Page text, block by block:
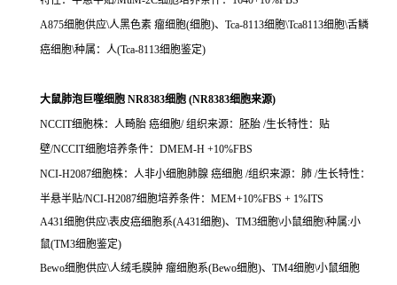
A875细胞供应\人黑色素 瘤细胞(细胞)、Tca-8113细胞\Tca8113细胞\舌鳞
癌细胞\种属：人(Tca-8113细胞鉴定)
大鼠肺泡巨噬细胞 NR8383细胞 (NR8383细胞来源)
NCCIT细胞株：人畸胎 癌细胞/ 组织来源：胚胎 /生长特性：贴
壁/NCCIT细胞培养条件：DMEM-H +10%FBS
NCI-H2087细胞株：人非小细胞肺腺 癌细胞 /组织来源：肺 /生长特性：
半悬半贴/NCI-H2087细胞培养条件：MEM+10%FBS + 1%ITS
A431细胞供应\表皮癌细胞系(A431细胞)、TM3细胞\小鼠细胞\种属:小
鼠(TM3细胞鉴定)
Bewo细胞供应\人绒毛膜肿 瘤细胞系(Bewo细胞)、TM4细胞\小鼠细胞